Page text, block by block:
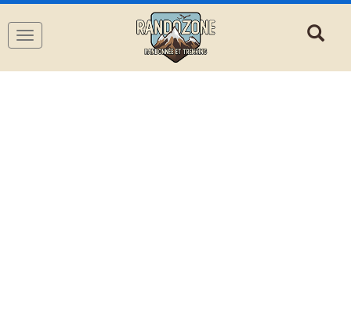
Navigation